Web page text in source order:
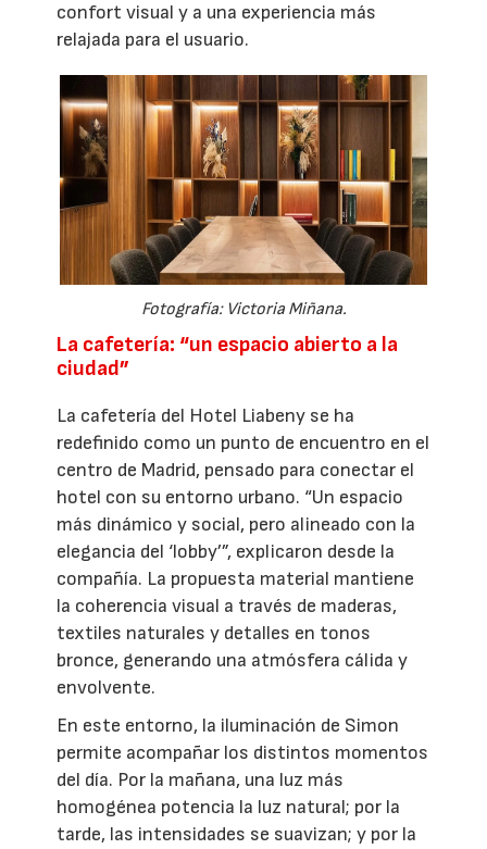
confort visual y a una experiencia más
relajada para el usuario.
Fotografía: Victoria Miñana.
La cafetería: “un espacio abierto a la
ciudad”
La cafetería del Hotel Liabeny se ha
redefinido como un punto de encuentro en el
centro de Madrid, pensado para conectar el
hotel con su entorno urbano. “Un espacio
más dinámico y social, pero alineado con la
elegancia del ‘lobby’”, explicaron desde la
compañía. La propuesta material mantiene
la coherencia visual a través de maderas,
textiles naturales y detalles en tonos
bronce, generando una atmósfera cálida y
envolvente.
En este entorno, la iluminación de Simon
permite acompañar los distintos momentos
del día. Por la mañana, una luz más
homogénea potencia la luz natural; por la
tarde, las intensidades se suavizan; y por la